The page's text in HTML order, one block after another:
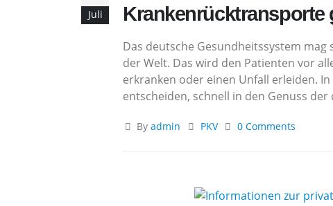
Juli
Krankenrücktransporte
Das deutsche Gesundheitssystem
der Welt. Das wird den Patienten vor
erkranken oder einen Unfall erleiden.
entscheiden, schnell in den Genuss
Byadmin PKV 0 Comments